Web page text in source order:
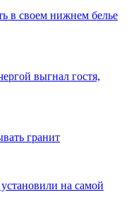
в своем нижнем белье
выгнал гостя,
гранит
на самой